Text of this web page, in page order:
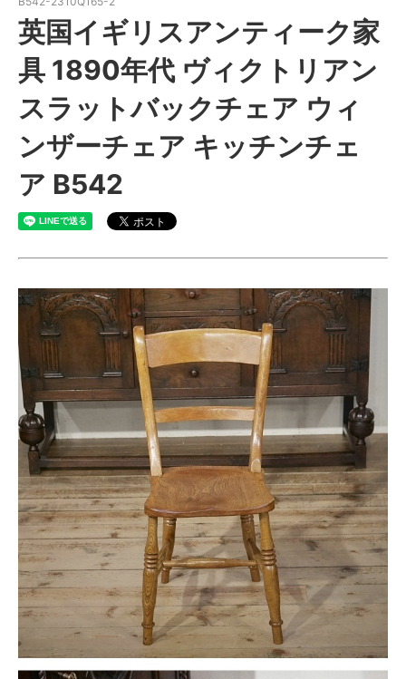
英国イギリスアンティーク家
具 1890年代 ヴィクトリアン
スラットバックチェア ウィ
ンザーチェア キッチンチェ
ア B542